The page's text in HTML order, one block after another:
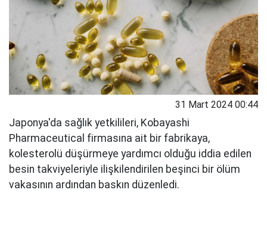
31 Mart 2024 00:44
Japonya'da sağlık yetkilileri, Kobayashi
Pharmaceutical firmasına ait bir fabrikaya,
kolesterolü düşürmeye yardımcı olduğu iddia edilen
besin takviyeleriyle ilişkilendirilen beşinci bir ölüm
vakasının ardından baskın düzenledi.